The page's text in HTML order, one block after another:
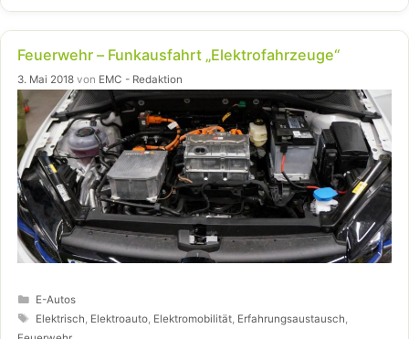
Feuerwehr – Funkausfahrt „Elektrofahrzeuge“
3. Mai 2018 von EMC - Redaktion
Kategorien
E-Autos
Schlagwörter
Elektrisch, Elektroauto, Elektromobilität, Erfahrungsaustausch,